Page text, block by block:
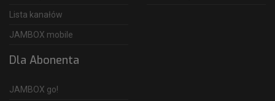
Lista kanałów
JAMBOX mobile
Dla Abonenta
JAMBOX go!